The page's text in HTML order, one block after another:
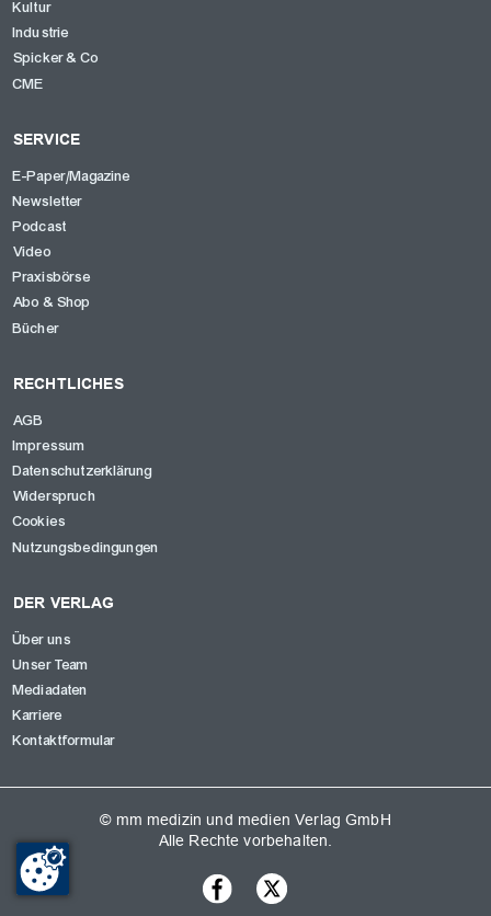
Kultur
Industrie
Spicker & Co
CME
SERVICE
E-Paper/Magazine
Newsletter
Podcast
Video
Praxisbörse
Abo & Shop
Bücher
RECHTLICHES
AGB
Impressum
Datenschutzerklärung
Widerspruch
Cookies
Nutzungsbedingungen
DER VERLAG
Über uns
Unser Team
Mediadaten
Karriere
Kontaktformular
© mm medizin und medien Verlag GmbH
Alle Rechte vorbehalten.